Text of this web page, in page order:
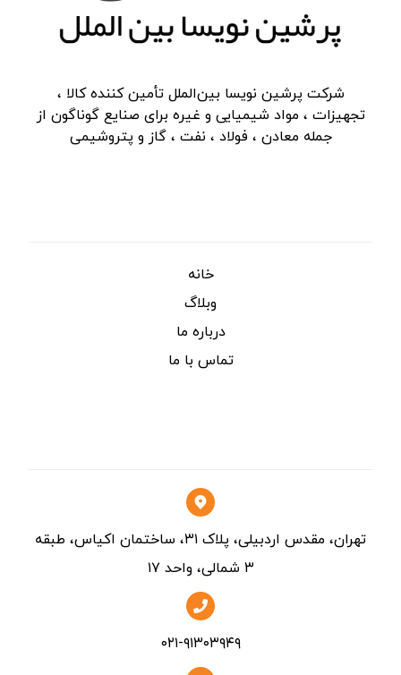
شرکت پرشین نویسا بین‌الملل تأمین کننده کالا ،
تجهیزات ، مواد شیمیایی و غیره برای صنایع گوناگون از
جمله معادن ، فولاد ، نفت ، گاز و پتروشیمی
خانه
وبلاگ
درباره ما
تماس با ما
تهران، مقدس اردبیلی، پلاک ۳۱، ساختمان اکیاس، طبقه
۳ شمالی، واحد ۱۷
۰۲۱-۹۱۳۰۳۹۴۹